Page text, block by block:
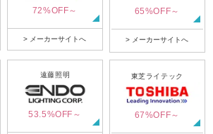
72%OFF～
> メーカーサイトへ
65%OFF～
> メーカーサイトへ
遠藤照明
53.5%OFF～
東芝ライテック
67%OFF～